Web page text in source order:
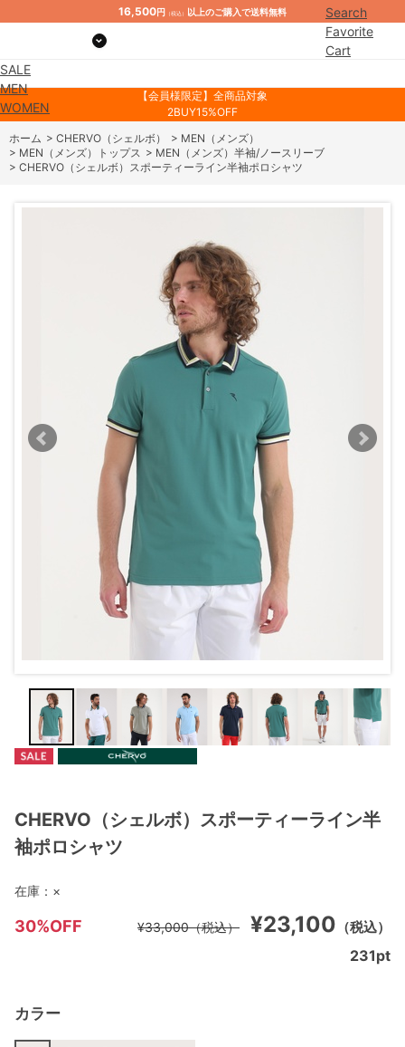
16,500円 （税込） 以上のご購入で送料無料
Search
Favorite
Cart
SALE
MEN
WOMEN
【会員様限定】全商品対象
2BUY15%OFF
ホーム > CHERVO（シェルボ） > MEN（メンズ）
> MEN（メンズ）トップス > MEN（メンズ）半袖/ノースリーブ
> CHERVO（シェルボ）スポーティーライン半袖ポロシャツ
CHERVO（シェルボ）スポーティーライン半
袖ポロシャツ
30%OFF ¥23,100 （税込）
¥33,000（税込）
カラー
在庫： ×
231pt